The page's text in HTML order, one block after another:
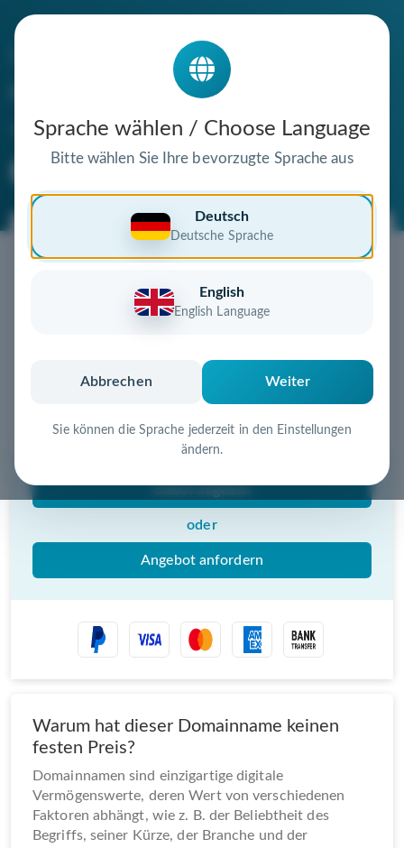
Sprache wählen / Choose Language
Bitte wählen Sie Ihre bevorzugte Sprache aus
Deutsch
Deutsche Sprache
English
English Language
Abbrechen Weiter
Sie können die Sprache jederzeit in den Einstellungen
ändern.
reha-technologie.de
steht zum Verkauf
Jetzt diese Wunschdomain
Diese Domain könnte schon bald Ihnen gehören!
Schnell, sicher und unkompliziert zur eigenen
Gebot abgeben
oder
Angebot anfordern
Warum hat dieser Domainname keinen
festen Preis?
Domainnamen sind einzigartige digitale
Vermögenswerte, deren Wert von verschiedenen
Faktoren abhängt, wie z. B. der Beliebtheit des
Begriffs, seiner Kürze, der Branche und der